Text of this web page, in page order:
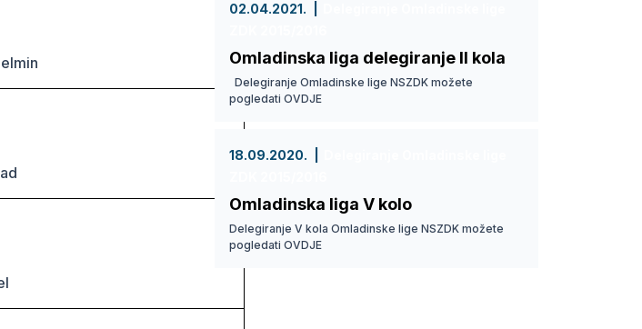
02.04.2021.
Omladinska liga delegiranje II kola
Delegiranje Omladinske lige NSZDK možete
pogledati OVDJE
18.09.2020.
Omladinska liga V kolo
Delegiranje V kola Omladinske lige NSZDK možete
pogledati OVDJE